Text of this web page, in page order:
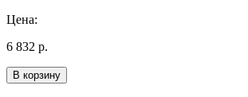
Цена:
6 832 р.
В корзину